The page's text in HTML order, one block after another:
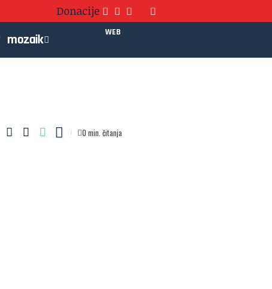
Donacije
mozaik WEB
0 min. čitanja